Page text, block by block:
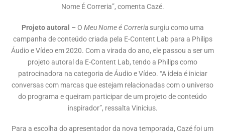
Nome É Correria”, comenta Cazé.
Projeto autoral – O Meu Nome é Correriasurgiu como uma
campanha de conteúdo criada pela E-Content Lab para a Philips
Áudio e Vídeo em 2020. Com a virada do ano, ele passou a ser um
projeto autoral da E-Content Lab, tendo a Philips como
patrocinadora na categoria de Áudio e Vídeo. “A ideia é iniciar
conversas com marcas que estejam relacionadas com o universo
do programa e queiram participar de um projeto de conteúdo
inspirador”, ressalta Vinicius.
Para a escolha do apresentador da nova temporada, Cazé foi um